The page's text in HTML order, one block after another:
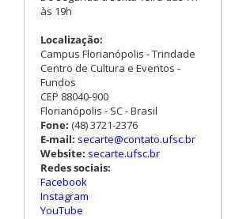
às 19h
Localização:
Campus Florianópolis - Trindade
Centro de Cultura e Eventos -
Fundos
CEP 88040-900
Florianópolis - SC - Brasil
Fone: (48) 3721-2376
E-mail: secarte@contato.ufsc.br
Website: secarte.ufsc.br
Redes sociais:
Facebook
Instagram
YouTube